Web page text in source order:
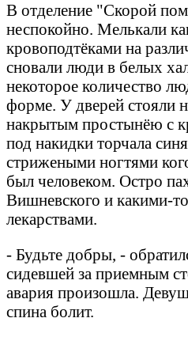
В отделение "Скорой
неспокойно. Мелькали
кровоподтёками на
сновали люди в белых
некоторое количество
форме. У дверей стояли
накрытым простынёю с
под накидки торчала
стрижеными ногтями
был человеком. Остро
Вишневского и какими-
лекарствами.
- Будьте добры, -
сидевшей за приемным
авария произошла.
спина болит.